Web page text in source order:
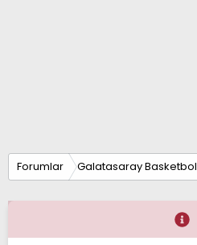
Forumlar Galatasaray Basketbol